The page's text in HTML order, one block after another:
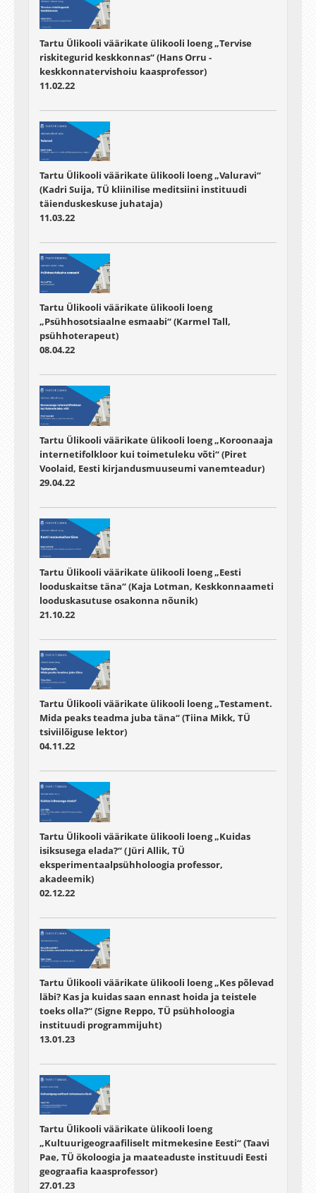
Tartu Ülikooli väärikate ülikooli loeng „Tervise
riskitegurid keskkonnas“ (Hans Orru -
keskkonnatervishoiu kaasprofessor)
11.02.22
Tartu Ülikooli väärikate ülikooli loeng „Valuravi“
(Kadri Suija, TÜ kliinilise meditsiini instituudi
täienduskeskuse juhataja)
11.03.22
Tartu Ülikooli väärikate ülikooli loeng
„Psühhosotsiaalne esmaabi“ (Karmel Tall,
psühhoterapeut)
08.04.22
Tartu Ülikooli väärikate ülikooli loeng „Koroonaaja
internetifolkloor kui toimetuleku võti“ (Piret
Voolaid, Eesti kirjandusmuuseumi vanemteadur)
29.04.22
Tartu Ülikooli väärikate ülikooli loeng „Eesti
looduskaitse täna“ (Kaja Lotman, Keskkonnaameti
looduskasutuse osakonna nõunik)
21.10.22
Tartu Ülikooli väärikate ülikooli loeng „Testament.
Mida peaks teadma juba täna“ (Tiina Mikk, TÜ
tsiviilõiguse lektor)
04.11.22
Tartu Ülikooli väärikate ülikooli loeng „Kuidas
isiksusega elada?“ (Jüri Allik, TÜ
eksperimentaalpsühholoogia professor,
akadeemik)
02.12.22
Tartu Ülikooli väärikate ülikooli loeng „Kes põlevad
läbi? Kas ja kuidas saan ennast hoida ja teistele
toeks olla?“ (Signe Reppo, TÜ psühholoogia
instituudi programmijuht)
13.01.23
Tartu Ülikooli väärikate ülikooli loeng
„Kultuurigeograafiliselt mitmekesine Eesti“ (Taavi
Pae, TÜ ökoloogia ja maateaduste instituudi Eesti
geograafia kaasprofessor)
27.01.23